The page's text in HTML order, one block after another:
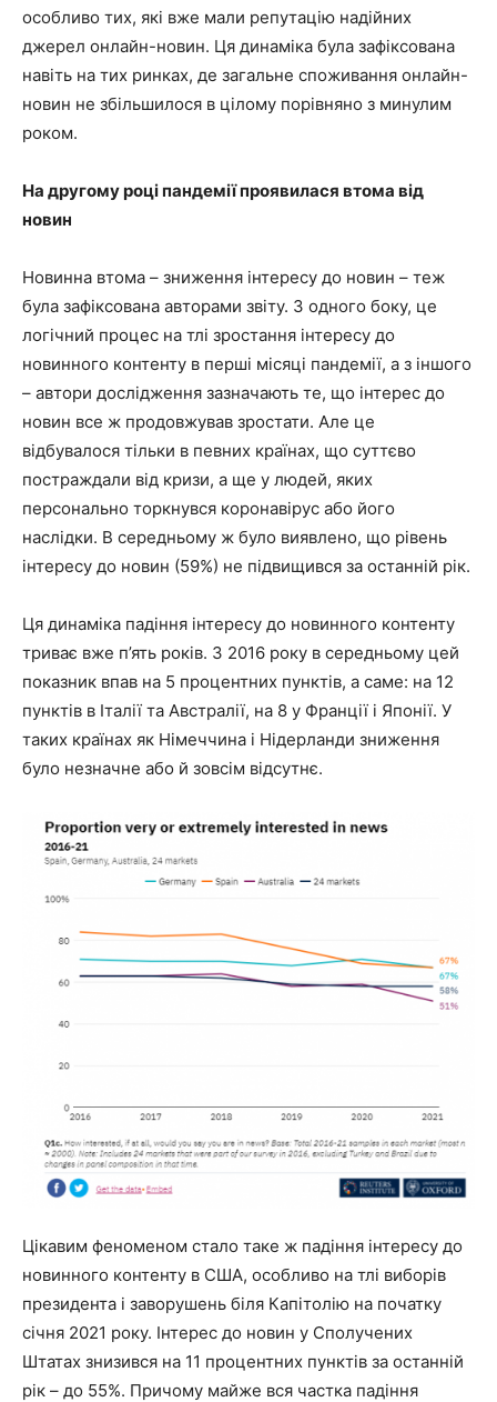
особливо тих, які вже мали репутацію надійних
джерел онлайн-новин. Ця динаміка була зафіксована
навіть на тих ринках, де загальне споживання онлайн-
новин не збільшилося в цілому порівняно з минулим
роком.
На другому році пандемії проявилася втома від
новин
Новинна втома – зниження інтересу до новин – теж
була зафіксована авторами звіту. З одного боку, це
логічний процес на тлі зростання інтересу до
новинного контенту в перші місяці пандемії, а з іншого
– автори дослідження зазначають те, що інтерес до
новин все ж продовжував зростати. Але це
відбувалося тільки в певних країнах, що суттєво
постраждали від кризи, а ще у людей, яких
персонально торкнувся коронавірус або його
наслідки. В середньому ж було виявлено, що рівень
інтересу до новин (59%) не підвищився за останній рік.
Ця динаміка падіння інтересу до новинного контенту
триває вже п’ять років. З 2016 року в середньому цей
показник впав на 5 процентних пунктів, а саме: на 12
пунктів в Італії та Австралії, на 8 у Франції і Японії. У
таких країнах як Німеччина і Нідерланди зниження
було незначне або й зовсім відсутнє.
Цікавим феноменом стало таке ж падіння інтересу до
новинного контенту в США, особливо на тлі виборів
президента і заворушень біля Капітолію на початку
січня 2021 року. Інтерес до новин у Сполучених
Штатах знизився на 11 процентних пунктів за останній
рік – до 55%. Причому майже вся частка падіння